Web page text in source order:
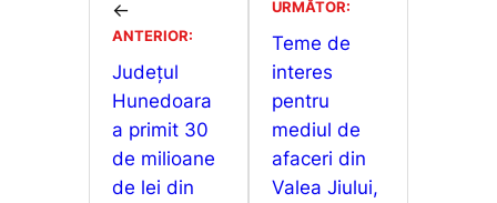
o
o
k
A
p
p
e
n
er
a
z
ă
←
ANTERIOR:
Județul
Hunedoara
a primit 30
de milioane
de lei din
URMĂTOR:
Teme de
interes
pentru
mediul de
afaceri din
Valea Jiului,